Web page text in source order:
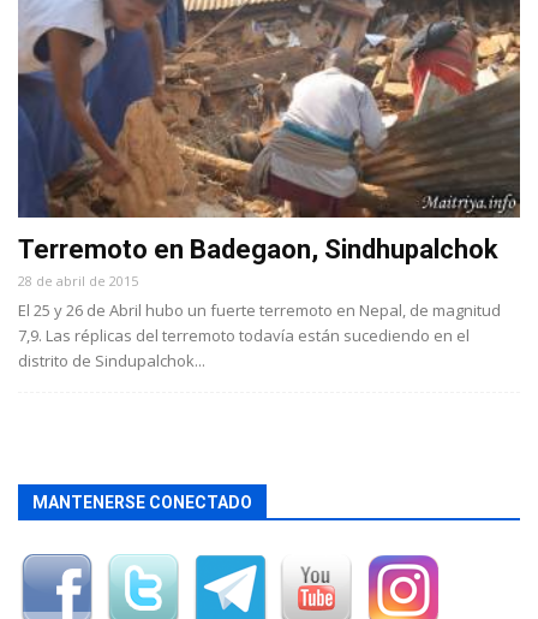
Terremoto en Badegaon, Sindhupalchok
28 de abril de 2015
El 25 y 26 de Abril hubo un fuerte terremoto en Nepal, de magnitud
7,9. Las réplicas del terremoto todavía están sucediendo en el
distrito de Sindupalchok...
MANTENERSE CONECTADO